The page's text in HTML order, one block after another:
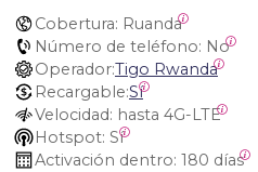
Cobertura: Ruanda
Número de teléfono: No
Operador:Tigo Rwanda
Recargable:Sí
Velocidad: hasta 4G-LTE
Hotspot: Sí
Activación dentro: 180 días